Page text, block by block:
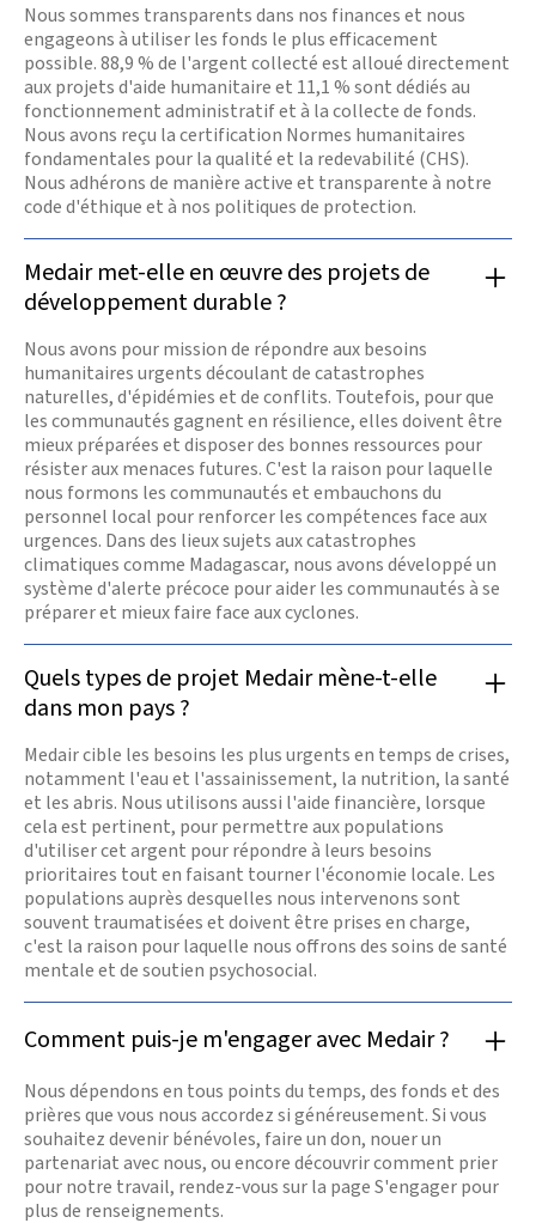
Nous sommes transparents dans nos finances et nous
engageons à utiliser les fonds le plus efficacement
possible. 88,9 % de l'argent collecté est alloué directement
aux projets d'aide humanitaire et 11,1 % sont dédiés au
fonctionnement administratif et à la collecte de fonds.
Nous avons reçu la certification Normes humanitaires
fondamentales pour la qualité et la redevabilité (CHS).
Nous adhérons de manière active et transparente à notre
code d'éthique et à nos politiques de protection.
Medair met-elle en œuvre des projets de
développement durable ?
Nous avons pour mission de répondre aux besoins
humanitaires urgents découlant de catastrophes
naturelles, d'épidémies et de conflits. Toutefois, pour que
les communautés gagnent en résilience, elles doivent être
mieux préparées et disposer des bonnes ressources pour
résister aux menaces futures. C'est la raison pour laquelle
nous formons les communautés et embauchons du
personnel local pour renforcer les compétences face aux
urgences. Dans des lieux sujets aux catastrophes
climatiques comme Madagascar, nous avons développé un
système d'alerte précoce pour aider les communautés à se
préparer et mieux faire face aux cyclones.
Quels types de projet Medair mène-t-elle
dans mon pays ?
Medair cible les besoins les plus urgents en temps de crises,
notamment l'eau et l'assainissement, la nutrition, la santé
et les abris. Nous utilisons aussi l'aide financière, lorsque
cela est pertinent, pour permettre aux populations
d'utiliser cet argent pour répondre à leurs besoins
prioritaires tout en faisant tourner l'économie locale. Les
populations auprès desquelles nous intervenons sont
souvent traumatisées et doivent être prises en charge,
c'est la raison pour laquelle nous offrons des soins de santé
mentale et de soutien psychosocial.
Comment puis-je m'engager avec Medair ?
Nous dépendons en tous points du temps, des fonds et des
prières que vous nous accordez si généreusement. Si vous
souhaitez devenir bénévoles, faire un don, nouer un
partenariat avec nous, ou encore découvrir comment prier
pour notre travail, rendez-vous sur la page S'engager pour
plus de renseignements.